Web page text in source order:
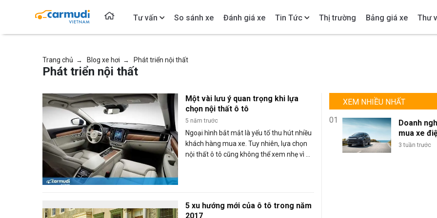
Tư vấn So sánh xe Đánh giá xe Tin Tức Thị trường Bảng giá xe Thư
Trang chủ → Blog xe hơi → Phát triển nội thất
Phát triển nội thất
Một vài lưu ý quan trọng khi lựa
chọn nội thất ô tô
5 năm trước
Ngoại hình bắt mắt là yếu tố thu hút nhiều
khách hàng mua xe. Tuy nhiên, lựa chọn
nội thất ô tô cũng không thể xem nhẹ vì nó
5 xu hướng mới của ô tô trong năm
2017
XEM NHIỀU NHẤT
01
Doanh
mua xe
lượng lớn:
3 tuần trước